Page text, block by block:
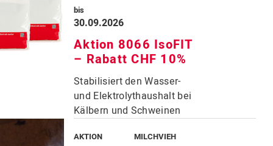
bis
30.09.2026
Aktion 8066 IsoFIT
– Rabatt CHF 10%
Stabilisiert den Wasser-
und Elektrolythaushalt bei
Kälbern und Schweinen
AKTION
MILCHVIEH
Rindviehmast
Mutterkühe
Schweinezucht
Schweinemast
Pferde